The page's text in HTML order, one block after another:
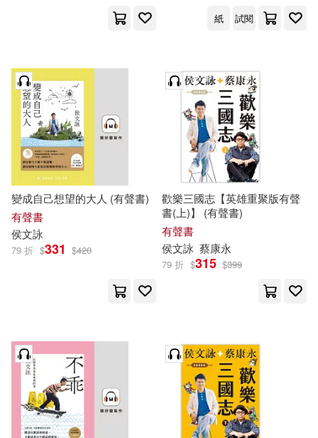
紙
試閱
變成自己想望的大人 (有聲書)
有聲書
侯文詠
79 折 $331 $420
歡樂三國志【英雄重聚版有聲
書(上)】 (有聲書)
有聲書
侯文詠 蔡康永
79 折 $315 $399